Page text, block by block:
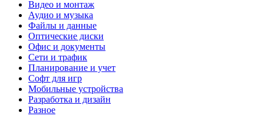
Видео и монтаж
Аудио и музыка
Файлы и данные
Оптические диски
Офис и документы
Сети и трафик
Планирование и учет
Софт для игр
Мобильные устройства
Разработка и дизайн
Разное